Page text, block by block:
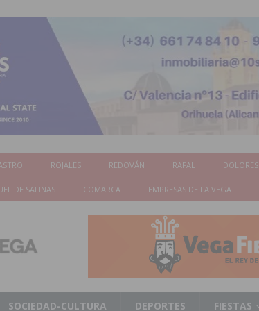
ROJALES REDOVÁN RAFAL DOLORES
DE SALINAS COMARCA EMPRESAS DE LA VEGA
SOCIEDAD-CULTURA DEPORTES FIESTAS